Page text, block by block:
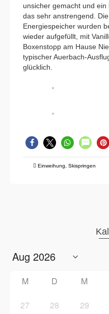
unsicher gemacht und
das sehr anstrengend.
Energiespeicher wurden
wieder aufgefüllt, mit
Boxenstopp am Hause
typischer Auerbach-
glücklich.
Einweihung Skispringen
M D M
27 28 29